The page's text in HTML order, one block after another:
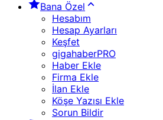
Bana Özel
Hesabım
Hesap Ayarları
Keşfet
gigahaberPRO
Haber Ekle
Firma Ekle
İlan Ekle
Köşe Yazısı Ekle
Sorun Bildir